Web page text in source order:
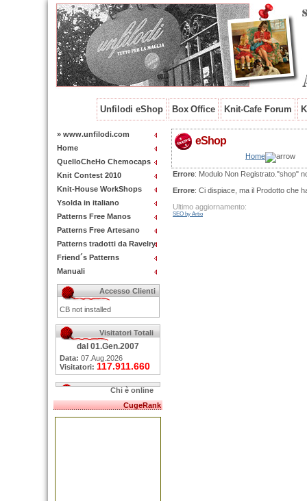
Unfilodi eShop Box Office Knit-Cafe Forum
» www.unfilodi.com
Home
QuelloCheHo Chemocaps
Knit Contest 2010
Knit-House WorkShops
Ysolda in italiano
Patterns Free Manos
Patterns Free Artesano
Patterns tradotti da Ravelry
Friend´s Patterns
Manuali
Accesso Clienti
CB not installed
Visitatori Totali
dal 01.Gen.2007
Data: 07.Aug.2026
Visitatori: 117.911.660
Chi è online
CugeRank
eShop
Home
Errore: Modulo Non Registrato."shop"
Errore: Ci dispiace, ma il Prodotto che
Ultimo aggiornamento:
SEO by Artio